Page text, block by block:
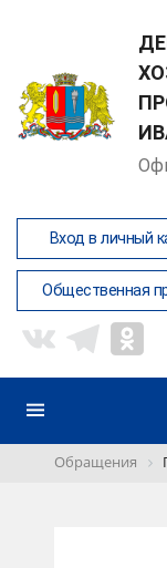
Вход в личный
Общественная
Обращения